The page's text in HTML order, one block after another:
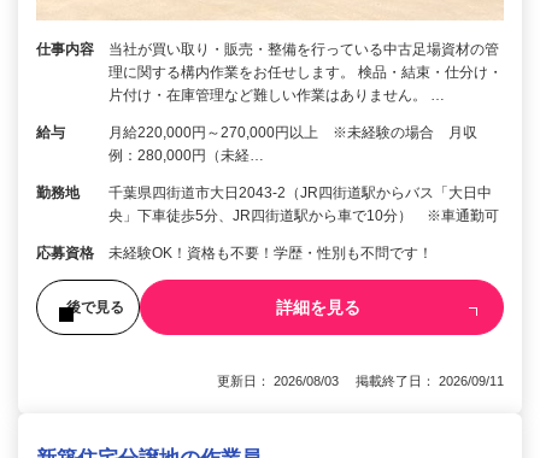
仕事内容
当社が買い取り・販売・整備を行っている中古足場資材の管
理に関する構内作業をお任せします。 検品・結束・仕分け・
片付け・在庫管理など難しい作業はありません。 …
給与
月給220,000円～270,000円以上 ※未経験の場合 月収
例：280,000円（未経…
勤務地
千葉県四街道市大日2043-2（JR四街道駅からバス「大日中
央」下車徒歩5分、JR四街道駅から車で10分） ※車通勤可
応募資格 未経験OK！資格も不要！学歴・性別も不問です！
後で見る 詳細を見る
更新日： 2026/08/03 掲載終了日： 2026/09/11